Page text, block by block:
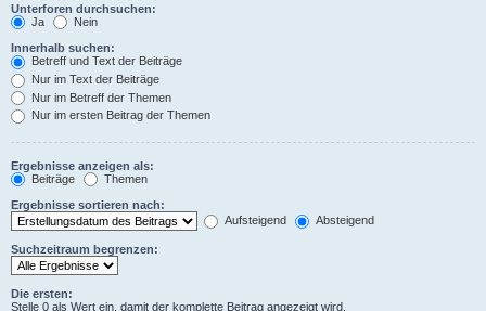
Unterforen durchsuchen:
Ja
Nein
Innerhalb suchen:
Betreff und Text der Beiträge
Nur im Text der Beiträge
Nur im Betreff der Themen
Nur im ersten Beitrag der Themen
Ergebnisse anzeigen als:
Beiträge
Themen
Ergebnisse sortieren nach:
Aufsteigend
Absteigend
Suchzeitraum begrenzen:
Die ersten:
Stelle 0 als Wert ein, damit der komplette Beitrag angezeigt wird.